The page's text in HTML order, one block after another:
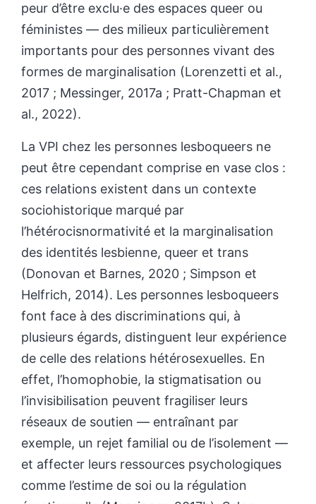
peur d’être exclu·e des espaces queer ou
féministes — des milieux particulièrement
importants pour des personnes vivant des
formes de marginalisation (Lorenzetti et al.,
2017 ; Messinger, 2017a ; Pratt-Chapman et
al., 2022).
La VPI chez les personnes lesboqueers ne
peut être cependant comprise en vase clos :
ces relations existent dans un contexte
sociohistorique marqué par
l’hétérocisnormativité et la marginalisation
des identités lesbienne, queer et trans
(Donovan et Barnes, 2020 ; Simpson et
Helfrich, 2014). Les personnes lesboqueers
font face à des discriminations qui, à
plusieurs égards, distinguent leur expérience
de celle des relations hétérosexuelles. En
effet, l’homophobie, la stigmatisation ou
l’invisibilisation peuvent fragiliser leurs
réseaux de soutien — entraînant par
exemple, un rejet familial ou de l’isolement —
et affecter leurs ressources psychologiques
comme l’estime de soi ou la régulation